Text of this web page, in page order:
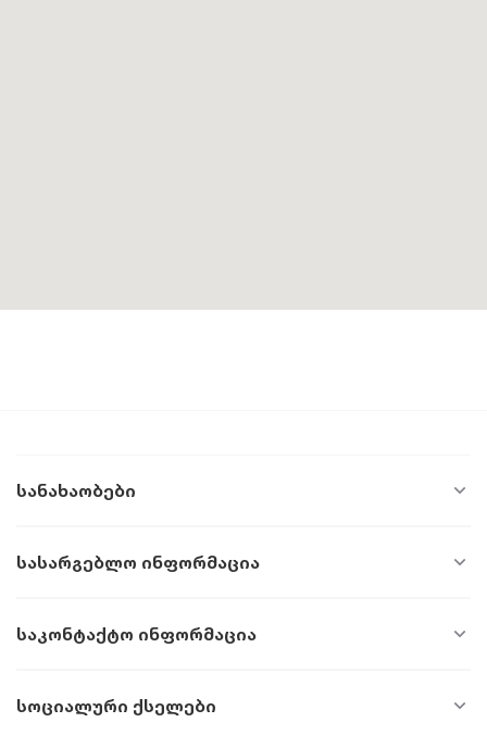
Სანახაობები
Სასარგებლო Ინფორმაცია
Საკონტაქტო Ინფორმაცია
Სოციალური Ქსელები